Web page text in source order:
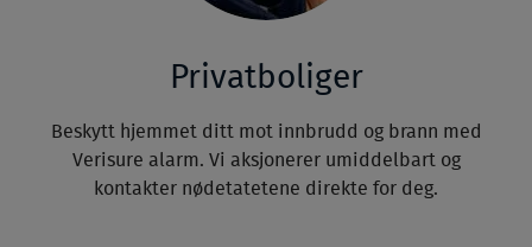
Privatboliger
Beskytt hjemmet ditt mot innbrudd og brann med
Verisure alarm. Vi aksjonerer umiddelbart og
kontakter nødetatetene direkte for deg.